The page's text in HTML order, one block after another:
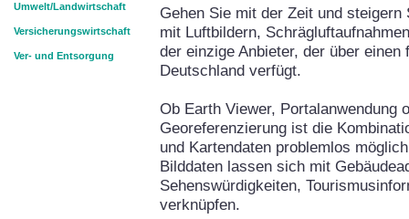
Umwelt/Landwirtschaft
Versicherungswirtschaft
Ver- und Entsorgung
Gehen Sie mit der Zeit und
mit Luftbildern,
der einzige Anbieter, der über
Deutschland verfügt.
Ob Earth Viewer, Portalanwendung
Georeferenzierung ist die
und Kartendaten problemlos
Bilddaten lassen sich mit
Sehenswürdigkeiten,
verknüpfen.